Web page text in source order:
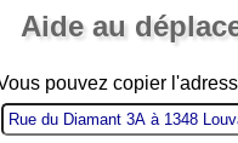
Aide au
pouvez copier